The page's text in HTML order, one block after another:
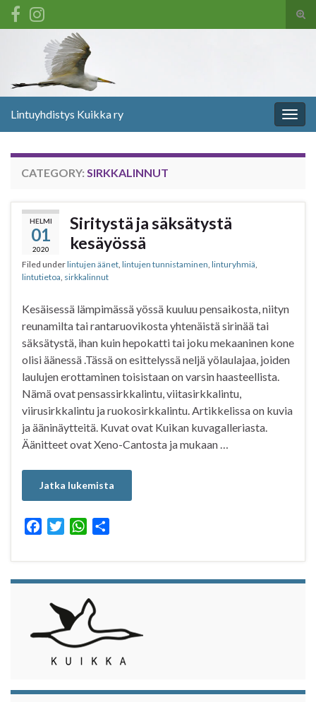
Search for:
Lintuyhdistys Kuikka ry
CATEGORY: SIRKKALINNUT
HELMI
01
2020
Siritystä ja säksätystä
kesäyössä
Filed underlintujen äänet lintujen tunnistaminen linturyhmiä
lintutietoa sirkkalinnut
Kesäisessä lämpimässä yössä kuuluu pensaikosta, niityn
reunamilta tai rantaruovikosta yhtenäistä sirinää tai
säksätystä, ihan kuin hepokatti tai joku mekaaninen kone
olisi äänessä .Tässä on esittelyssä neljä yölaulajaa, joiden
laulujen erottaminen toisistaan on varsin haasteellista.
Nämä ovat pensassirkkalintu, viitasirkkalintu,
viirusirkkalintu ja ruokosirkkalintu. Artikkelissa on kuvia
ja ääninäytteitä. Kuvat ovat Kuikan kuvagalleriasta.
Äänitteet ovat Xeno-Cantosta ja mukaan …
Jatka lukemista
c
e
i
t
e
r
W
a
t
A
p
p
a
r